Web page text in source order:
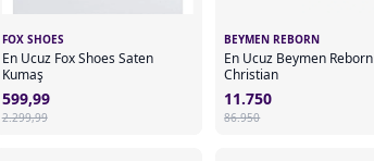
FOX SHOES
En Ucuz Fox Shoes Saten
Kumaş
599,99
2.299,99
BEYMEN REBORN
En Ucuz Beymen Reborn
Christian
11.750
86.950